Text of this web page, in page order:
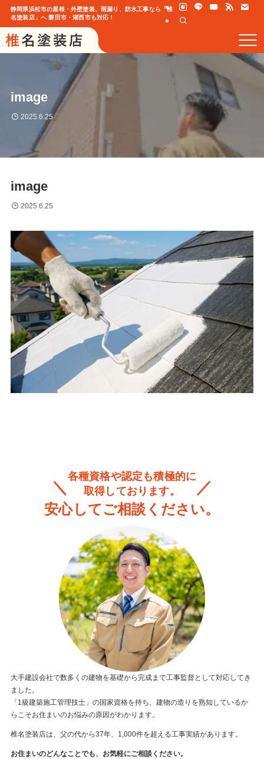
静岡県浜松市の屋根・外壁塗装、雨漏り、防水工事なら「椎
名塗装店」へ 磐田市・湖西市も対応！
image
2025.6.25
image
2025.6.25
各種資格や認定も積極的に
取得しております。
安心してご相談ください。
大手建設会社で数多くの建物を基礎から完成まで工事監督として対応してき
ました。
「1級建築施工管理技士」の国家資格を持ち、建物の造りを熟知しているか
らこそお住まいのお悩みの原因がわかります。
椎名塗装店は、父の代から37年、1,000件を超える工事実績があります。
お住まいのどんなことでも、お気軽にご相談ください。